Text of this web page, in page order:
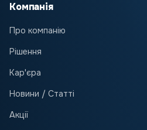
Компанія
Про компанію
Рішення
Кар'єра
Новини / Статті
Акції